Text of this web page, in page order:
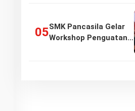
SMK Pancasila Gelar
Workshop Penguatan